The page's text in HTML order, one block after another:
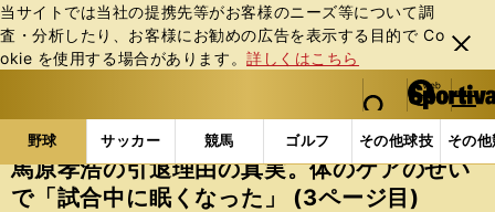
当サイトでは当社の提携先等がお客様のニーズ等について調
査・分析したり、お客様にお勧めの広告を表⽰する⽬的で Co
okie を使⽤する場合があります。詳しくはこちら
閉じ
る
web Sportiva (webスポルティーバ)
検索
マイペ
ー
ジ
メニュ
野球 サッカー 競馬 ゴルフ その他球技 その
b
ス
ポ
ル
野球の記事一覧 プロ野球 馬原孝浩の引退理由の真
馬原孝浩の引退理由の真実。体のケアのせい
で「試合中に眠くなった」 (3ページ目)